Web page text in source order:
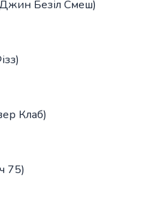
Безіл Смеш)
Клаб)
75)